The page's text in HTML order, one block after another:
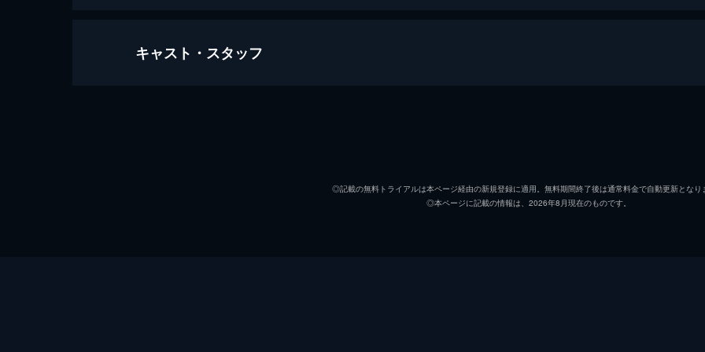
ドント・ブリーズ
キャスト・スタッフ
マニー
◎記載の無料トライアルは本ページ経由の新規登録に適用。無料期間終了後は通常料金で自動更新となり
◎本ページに記載の情報は、2026年8月現在のものです。